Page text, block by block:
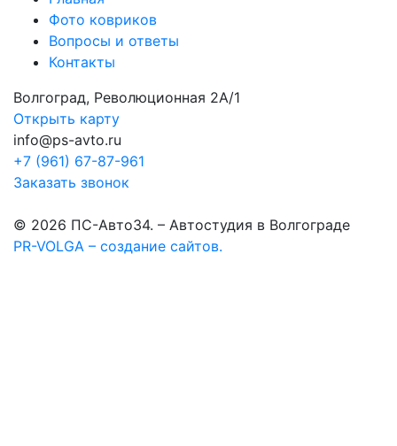
Фото ковриков
Вопросы и ответы
Контакты
Волгоград, Революционная 2А/1
Открыть карту
info@ps-avto.ru
+7 (961) 67-87-961
Заказать звонок
© 2026 ПС-Авто34. – Автостудия в Волгограде
PR-VOLGA – создание сайтов.